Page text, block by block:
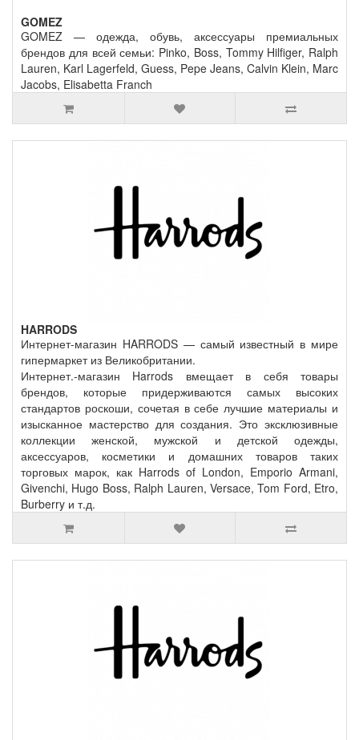
GOMEZ
GOMEZ — одежда, обувь, аксессуары премиальных
брендов для всей семьи: Pinko, Boss, Tommy Hilfiger, Ralph
Lauren, Karl Lagerfeld, Guess, Pepe Jeans, Calvin Klein, Marc
Jacobs, Elisabetta Franch
HARRODS
Интернет-магазин HARRODS — самый известный в мире
гипермаркет из Великобритании.
Интернет.-магазин Harrods вмещает в себя товары
брендов, которые придерживаются самых высоких
стандартов роскоши, сочетая в себе лучшие материалы и
изысканное мастерство для создания. Это эксклюзивные
коллекции женской, мужской и детской одежды,
аксессуаров, косметики и домашних товаров таких
торговых марок, как Harrods of London, Emporio Armani,
Givenchi, Hugo Boss, Ralph Lauren, Versace, Tom Ford, Etro,
Burberry и т.д.